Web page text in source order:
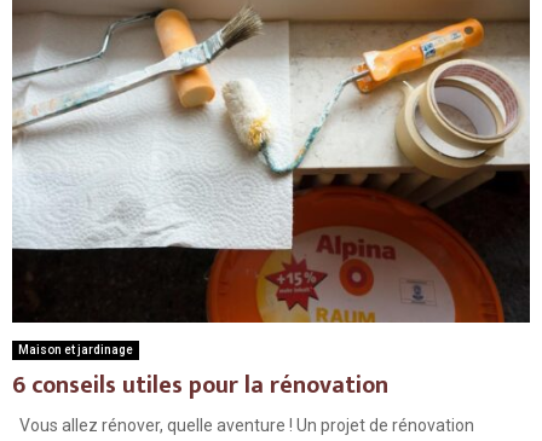
Maison et jardinage
6 conseils utiles pour la rénovation
Vous allez rénover, quelle aventure ! Un projet de rénovation